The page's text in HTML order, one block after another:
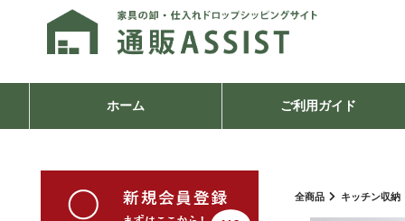
ホーム ご利用ガイド
全商品 キッチン収納